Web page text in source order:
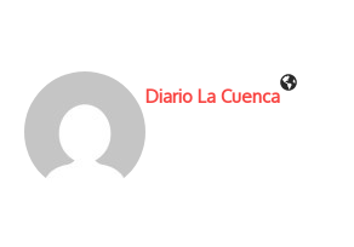
Diario La Cuenca